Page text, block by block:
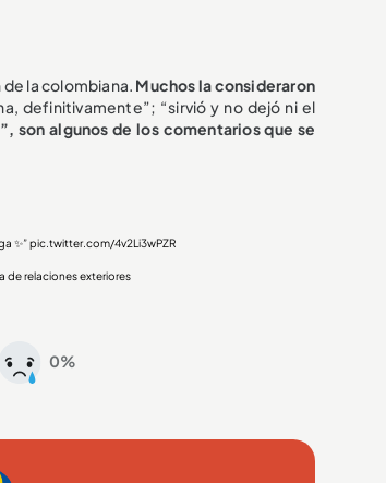
la colombiana. Muchos la consideraron
definitivamente”; “sirvió y no dejó ni el
son algunos de los comentarios que se
✨”pic.twitter.com/4v2Li3wPZR
de relaciones exteriores
0%